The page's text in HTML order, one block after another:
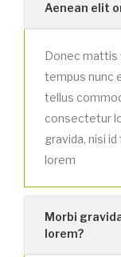
Aenean elit
Donec mattis
tempus nunc
tellus
consectetur
gravida, nisi
lorem
Morbi
lorem?